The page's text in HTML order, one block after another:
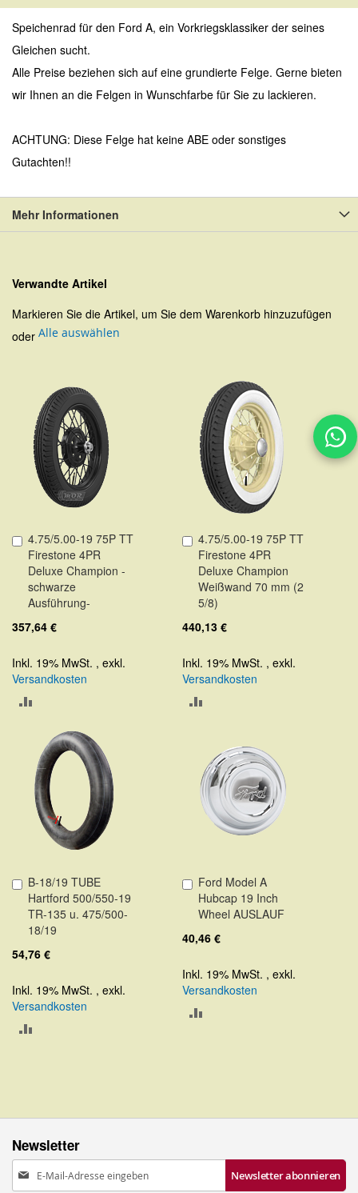
Speichenrad für den Ford A, ein Vorkriegsklassiker der seines
Gleichen sucht.
Alle Preise beziehen sich auf eine grundierte Felge. Gerne bieten
wir Ihnen an die Felgen in Wunschfarbe für Sie zu lackieren.
ACHTUNG: Diese Felge hat keine ABE oder sonstiges
Gutachten!!
Mehr Informationen
Verwandte Artikel
Markieren Sie die Artikel, um Sie dem Warenkorb hinzuzufügen
oder Alle auswählen
4.75/5.00-19 75P TT
Firestone 4PR
Deluxe Champion -
schwarze
Ausführung-
357,64 €
Inkl. 19% MwSt. , exkl.
Versandkosten
In
den
Warenkorb
HINZUFÜGEN
4.75/5.00-19 75P TT
Firestone 4PR
Deluxe Champion
Weißwand 70 mm (2
5/8)
440,13 €
Inkl. 19% MwSt. ,exkl.
Versandkosten
In
den
Warenkorb
HINZUFÜGEN
B-18/19 TUBE
Hartford 500/550-19
TR-135 u. 475/500-
18/19
54,76 €
Inkl. 19% MwSt. , exkl.
Versandkosten
In
den
Warenkorb
Ford Model A
Hubcap 19 Inch
Wheel AUSLAUF
40,46 €
Inkl. 19% MwSt. ,exkl.
Versandkosten
In
den
Warenkorb
Newsletter
Anmeldung
Newsletter abonnieren